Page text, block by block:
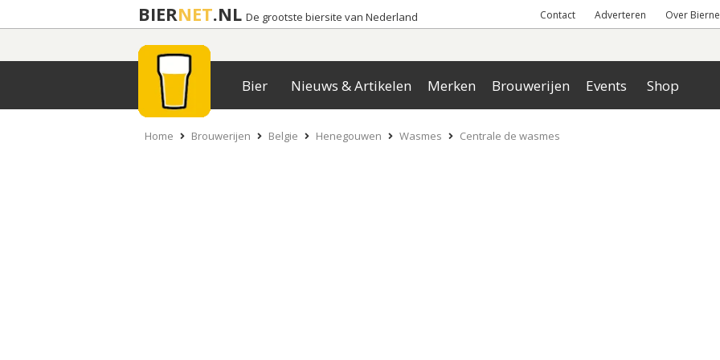
BIERNET.NL De grootste biersite van Nederland Contact Adverteren Over
Bier Nieuws & Artikelen Merken Brouwerijen Events Shop
Home Brouwerijen Belgie Henegouwen Wasmes Centrale de wasmes